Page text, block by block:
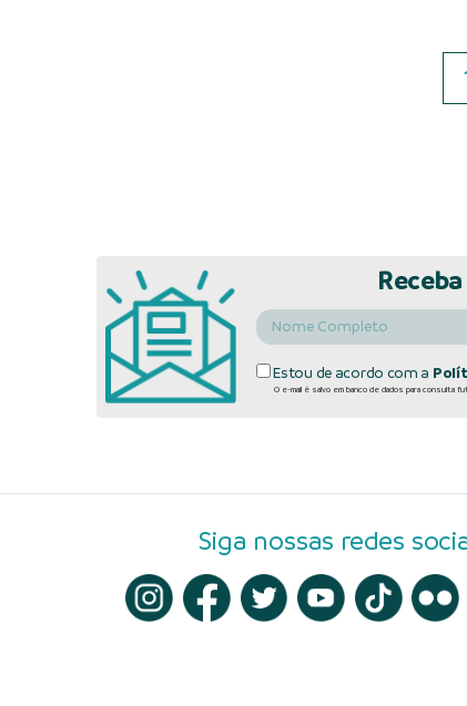
Estou de acordo com a
O e-mail é salvo em banco de dados para consulta
Siga nossas redes